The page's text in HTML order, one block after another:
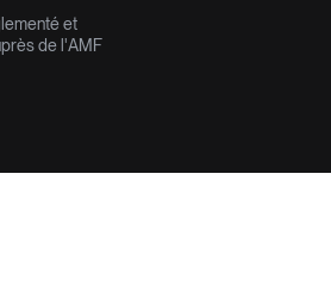
et
de l'AMF